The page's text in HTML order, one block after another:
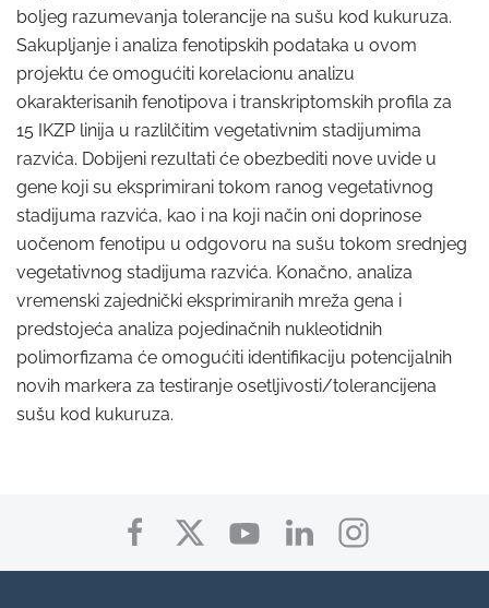
boljeg razumevanja tolerancije na sušu kod kukuruza.
Sakupljanje i analiza fenotipskih podataka u ovom
projektu će omogućiti korelacionu analizu
okarakterisanih fenotipova i transkriptomskih profila za
15 IKZP linija u razlilčitim vegetativnim stadijumima
razvića. Dobijeni rezultati će obezbediti nove uvide u
gene koji su eksprimirani tokom ranog vegetativnog
stadijuma razvića, kao i na koji način oni doprinose
uočenom fenotipu u odgovoru na sušu tokom srednjeg
vegetativnog stadijuma razvića. Konačno, analiza
vremenski zajednički eksprimiranih mreža gena i
predstojeća analiza pojedinačnih nukleotidnih
polimorfizama će omogućiti identifikaciju potencijalnih
novih markera za testiranje osetljivosti/tolerancijena
sušu kod kukuruza.